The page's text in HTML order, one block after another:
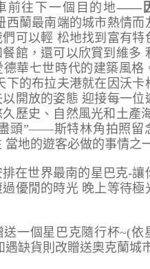
前往下一個目的地——
西蘭最南端的城市熱情而
可以輕 松地找到富有特
館，還可以欣賞到維多
德華七世時代的建築風格
下的布拉夫港就在因沃卡
開放的姿態 迎接每一位
歷史、自然風光和土產
頭”——斯特林角拍照留
當地的遊客必做的事情之
在世界最南的星巴克-讓
優閒的時光 晚上等待極
送一個星巴克隨行杯~(依
遇缺貨則改贈送奧克蘭城